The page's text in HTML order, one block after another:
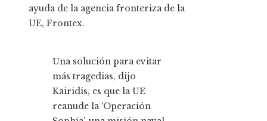
ayuda de la agencia fronteriza de la
UE, Frontex.
Una solución para evitar
más tragedias, dijo
Kairidis, es que la UE
reanude la ‘Operación